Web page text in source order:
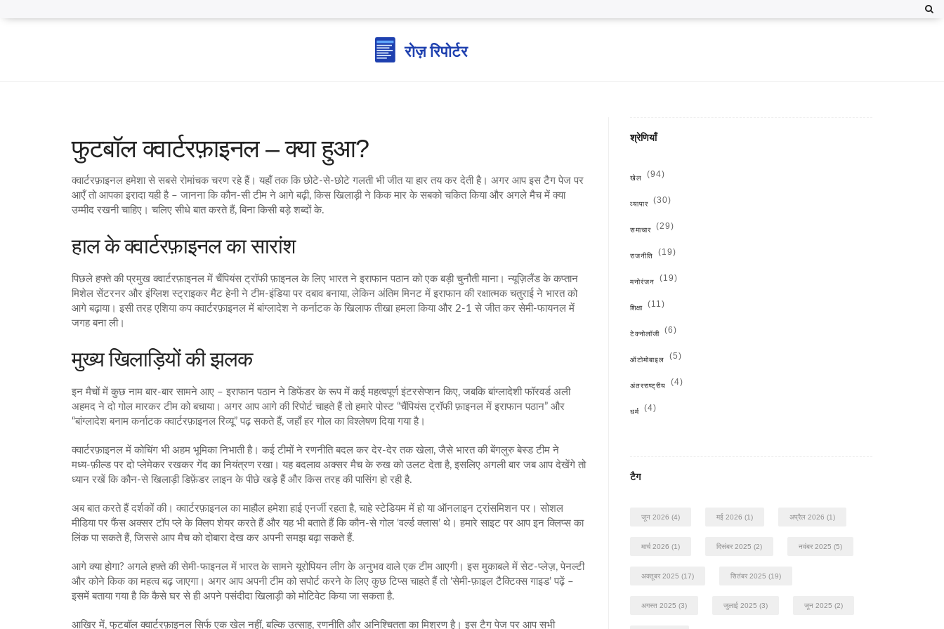
फुटबॉल क्वार्टरफ़ाइनल – क्या हुआ?
क्वार्टरफ़ाइनल हमेशा से सबसे रोमांचक चरण रहे हैं। यहाँ तक कि छोटे‑से‑छोटे गलती भी जीत या हार तय कर देती है। अगर आप इस टैग पेज पर
आएँ तो आपका इरादा यही है – जानना कि कौन‑सी टीम ने आगे बढ़ी, किस खिलाड़ी ने किक मार के सबको चकित किया और अगले मैच में क्या
उम्मीद रखनी चाहिए। चलिए सीधे बात करते हैं, बिना किसी बड़े शब्दों के.
हाल के क्वार्टरफ़ाइनल का सारांश
पिछले हफ्ते की प्रमुख क्वार्टरफ़ाइनल में चैंपियंस ट्रॉफी फ़ाइनल के लिए भारत ने इराफान पठान को एक बड़ी चुनौती माना। न्यूज़िलैंड के कप्तान
मिशेल सेंटरनर और इंग्लिश स्ट्राइकर मैट हेनी ने टीम‑इंडिया पर दबाव बनाया, लेकिन अंतिम मिनट में इराफान की रक्षात्मक चतुराई ने भारत को
आगे बढ़ाया। इसी तरह एशिया कप क्वार्टरफ़ाइनल में बांग्लादेश ने कर्नाटक के खिलाफ तीखा हमला किया और 2-1 से जीत कर सेमी‑फायनल में
जगह बना ली।
मुख्य खिलाड़ियों की झलक
इन मैचों में कुछ नाम बार‑बार सामने आए – इराफान पठान ने डिफेंडर के रूप में कई महत्वपूर्ण इंटरसेप्शन किए, जबकि बांग्लादेशी फॉरवर्ड अली
अहमद ने दो गोल मारकर टीम को बचाया। अगर आप आगे की रिपोर्ट चाहते हैं तो हमारे पोस्ट “चैंपियंस ट्रॉफी फ़ाइनल में इराफान पठान” और
“बांग्लादेश बनाम कर्नाटक क्वार्टरफ़ाइनल रिव्यू” पढ़ सकते हैं, जहाँ हर गोल का विश्लेषण दिया गया है।
क्वार्टरफ़ाइनल में कोचिंग भी अहम भूमिका निभाती है। कई टीमों ने रणनीति बदल कर देर‑देर तक खेला, जैसे भारत की बेंगलुरु बेस्ड टीम ने
मध्य‑फ़ील्ड पर दो प्लेमेकर रखकर गेंद का नियंत्रण रखा। यह बदलाव अक्सर मैच के रुख को उलट देता है, इसलिए अगली बार जब आप देखेंगे तो
ध्यान रखें कि कौन‑से खिलाड़ी डिफ़ेंडर लाइन के पीछे खड़े हैं और किस तरह की पासिंग हो रही है.
अब बात करते हैं दर्शकों की। क्वार्टरफ़ाइनल का माहौल हमेशा हाई एनर्जी रहता है, चाहे स्टेडियम में हो या ऑनलाइन ट्रांसमिशन पर। सोशल
मीडिया पर फैंस अक्सर टॉप प्ले के क्लिप शेयर करते हैं और यह भी बताते हैं कि कौन‑से गोल ‘वर्ल्ड क्लास’ थे। हमारे साइट पर आप इन क्लिप्स का
लिंक पा सकते हैं, जिससे आप मैच को दोबारा देख कर अपनी समझ बढ़ा सकते हैं.
आगे क्या होगा? अगले हफ़्ते की सेमी‑फाइनल में भारत के सामने यूरोपियन लीग के अनुभव वाले एक टीम आएगी। इस मुकाबले में सेट‑प्लेज़, पेनल्टी
और कोने किक का महत्व बढ़ जाएगा। अगर आप अपनी टीम को सपोर्ट करने के लिए कुछ टिप्स चाहते हैं तो ‘सेमी‑फ़ाइल टैक्टिक्स गाइड’ पढ़ें –
इसमें बताया गया है कि कैसे घर से ही अपने पसंदीदा खिलाड़ी को मोटिवेट किया जा सकता है.
आख़िर में, फुटबॉल क्वार्टरफ़ाइनल सिर्फ एक खेल नहीं, बल्कि उत्साह, रणनीति और अनिश्चितता का मिश्रण है। इस टैग पेज पर आप सभी
श्रेणियाँ
खेल (94)
व्यापार (30)
समाचार (29)
राजनीति (19)
मनोरंजन (19)
शिक्षा (11)
टेक्नोलॉजी (6)
ऑटोमोबाइल (5)
अंतरराष्ट्रीय (4)
धर्म (4)
टैग
जून 2026 (4) मई 2026 (1) अप्रैल 2026 (1)
मार्च 2026 (1) दिसंबर 2025 (2) नवंबर 2025 (5)
अक्तूबर 2025 (17) सितंबर 2025 (19)
अगस्त 2025 (3) जुलाई 2025 (3) जून 2025 (2)